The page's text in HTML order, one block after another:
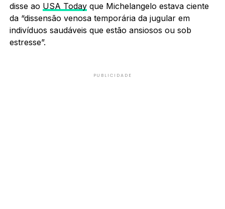
disse ao USA Todayque Michelangelo estava ciente
da “dissensão venosa temporária da jugular em
indivíduos saudáveis que estão ansiosos ou sob
estresse”.
PUBLICIDADE